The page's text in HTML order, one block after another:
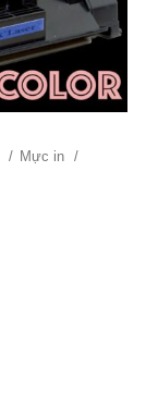
Mực in